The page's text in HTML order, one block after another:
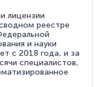
лицензии
реестре
и науки
с 2018 года, и за
специалистов,